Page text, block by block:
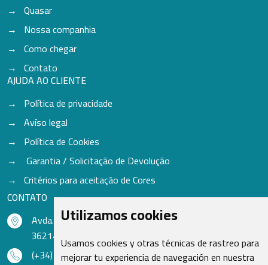
Utilizamos cookies
Usamos cookies y otras técnicas de rastreo para
mejorar tu experiencia de navegación en nuestra
Quasar
Nossa companhia
Como chegar
Contato
AJUDA AO CLIENTE
Política de privacidade
Avíso legal
Política de Cookies
Garantia / Solicitação de Devolução
Critérios para aceitação de Cores
CONTATO
Avda. do Freixo - Sardoma, 13
36214 Vigo - Pontevedra - Espanha
(+34) 986 48 16 33